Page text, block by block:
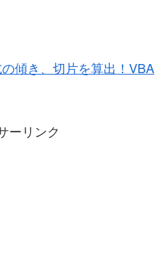
傾き、切片を算出！VBA
ーリンク